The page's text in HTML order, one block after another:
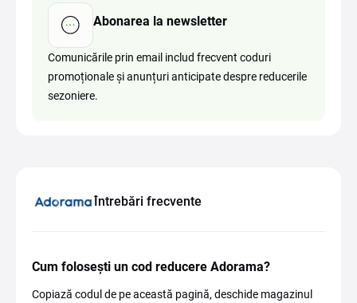
Abonarea la newsletter
Comunicările prin email includ frecvent coduri
promoționale și anunțuri anticipate despre reducerile
sezoniere.
Întrebări frecvente
Cum folosești un cod reducere Adorama?
Copiază codul de pe această pagină, deschide magazinul